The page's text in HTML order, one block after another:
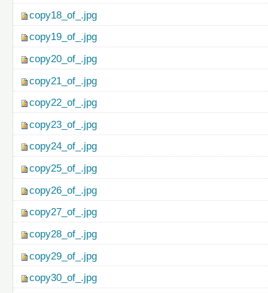
copy18_of_.jpg
copy19_of_.jpg
copy20_of_.jpg
copy21_of_.jpg
copy22_of_.jpg
copy23_of_.jpg
copy24_of_.jpg
copy25_of_.jpg
copy26_of_.jpg
copy27_of_.jpg
copy28_of_.jpg
copy29_of_.jpg
copy30_of_.jpg